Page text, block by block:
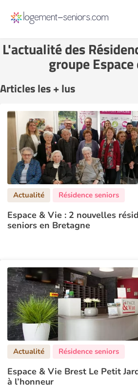
L'actualité des
groupe
Articles les + lus
Espace & Vie : 2 nouvelles
seniors en Bretagne
Espace & Vie Brest Le Petit
à l’honneur